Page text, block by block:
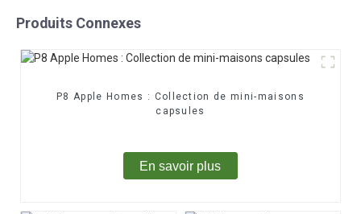
Produits Connexes
P8 Apple Homes : Collection de mini-maisons
capsules
En savoir plus